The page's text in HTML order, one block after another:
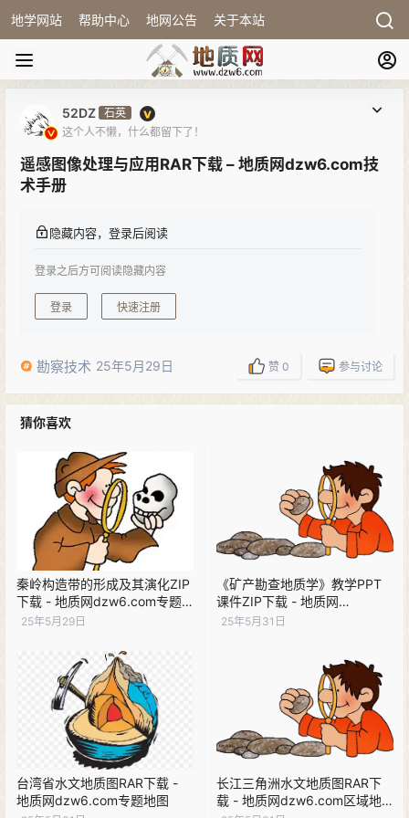
地学网站 帮助中心 地网公告 关于本站
52DZ 石英
这个人不懒，什么都留下了！
遥感图像处理与应用RAR下载 – 地质网dzw6.com技
术手册
隐藏内容，登录后阅读
登录之后方可阅读隐藏内容
登录 快速注册
勘察技术 25年5月29日 赞 0 参与讨论
猜你喜欢
秦岭构造带的形成及其演化ZIP
下载 - 地质网dzw6.com专题
研究
25年5月29日
《矿产勘查地质学》教学PPT
课件ZIP下载 - 地质网
dzw6.com教学资源
25年5月31日
台湾省水文地质图RAR下载 -
地质网dzw6.com专题地图
长江三角洲水文地质图RAR下
载 - 地质网dzw6.com区域地